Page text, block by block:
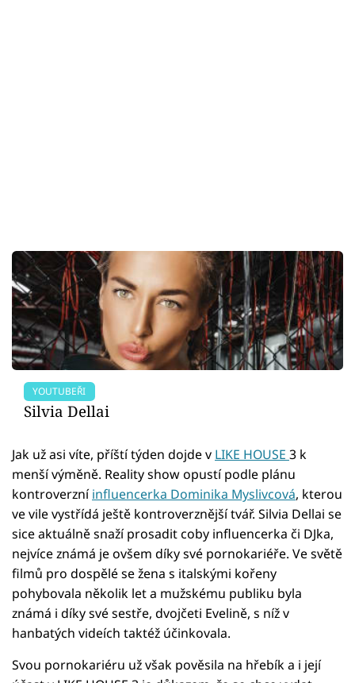
YOUTUBEŘI
Silvia Dellai
Jak už asi víte, příští týden dojde v LIKE HOUSE 3 k
menší výměně. Reality show opustí podle plánu
kontroverzníinfluencerka Dominika Myslivcová, kterou
ve vile vystřídá ještě kontroverznější tvář. Silvia Dellai se
sice aktuálně snaží prosadit coby influencerka či DJka,
nejvíce známá je ovšem díky své pornokariéře. Ve světě
filmů pro dospělé se žena s italskými kořeny
pohybovala několik let a mužskému publiku byla
známá i díky své sestře, dvojčeti Evelině, s níž v
hanbatých videích taktéž účinkovala.
Svou pornokariéru už však pověsila na hřebík a i její